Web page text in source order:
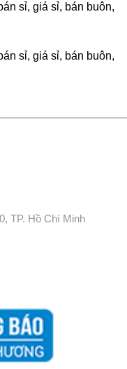
sỉ, giá sỉ, bán buôn,
sỉ, giá sỉ, bán buôn,
TP. Hồ Chí Minh